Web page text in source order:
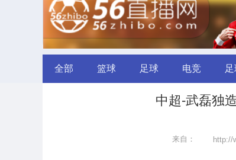
全部 篮球 足球 电竞
中超-武磊独
来自： http://